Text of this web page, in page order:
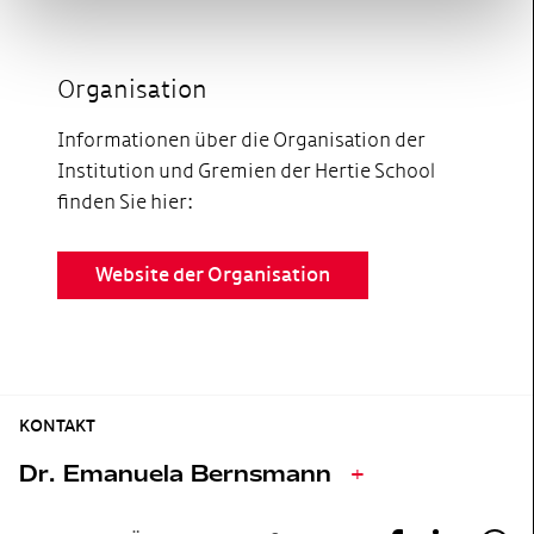
Organisation
Informationen über die Organisation der
Institution und Gremien der Hertie School
finden Sie hier:
Website der Organisation
KONTAKT
Dr. Emanuela Bernsmann +